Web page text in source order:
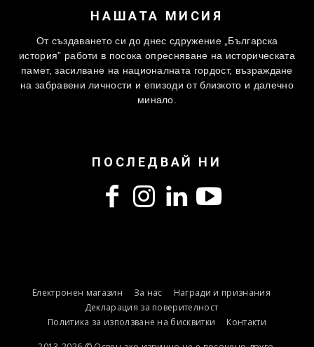
НАШАТА МИСИЯ
От създаването си до днес сдружение „Българска
история” работи в посока опресняване на историческата
памет, засилване на националната гордост, възраждане
на забравени личности и епизоди от близкото и далечно
минало.
ПОСЛЕДВАЙ НИ
Електронен магазин За нас
Награди и признания
Декларация за поверителност
Политика за използване на бисквитки
Контакти